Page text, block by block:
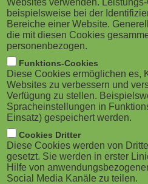
M
o
b
i
l
e
)
g
a
o
n
Salzburg, Februar
Studios Austria
RSA FG und die
Salzburg vernetzen
ExpertInnen in digitalen
Umsetzung ihrer
Universität Mozarteum nicht
Partner zur Seite, sondern
Websites verwenden.
beispielsweise bei der
Bereiche einer Website.
die mit diesen Cookies
personenbezogen.
Funktions-Cookies
Diese Cookies ermöglichen es,
Websites zu verbessern und
Verfügung zu stellen.
Spracheinstellungen in
Einsatz) gespeichert werden.
Cookies Dritter
Diese Cookies werden von
gesetzt. Sie werden in erster
Hilfe von
Social Media Kanäle zu teilen.